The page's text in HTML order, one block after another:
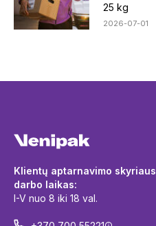
25 kg
2026-07-01
Klientų aptarnavimo skyriaus
darbo laikas:
I-V nuo 8 iki 18 val.